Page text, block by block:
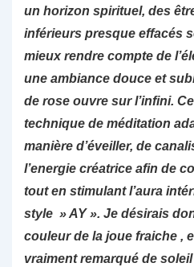
un horizon spirituel, des
inférieurs presque effacés
mieux rendre compte de
une ambiance douce et
de rose ouvre sur l’infini.
technique de méditation
manière d’éveiller, de
l’energie créatrice afin de
tout en stimulant l’aura
style » AY ». Je désirais
couleur de la joue fraiche ,
vraiment remarqué de